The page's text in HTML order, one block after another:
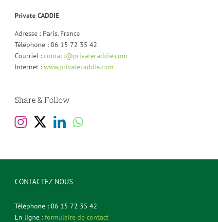
Private CADDIE
Adresse : Paris, France
Téléphone : 06 15 72 35 42
Courriel : contact@privatecaddie.com
Internet : www.privatecaddie.com
Share & Follow
CONTACTEZ-NOUS
Téléphone : 06 15 72 35 42
En ligne : formulaire de contact